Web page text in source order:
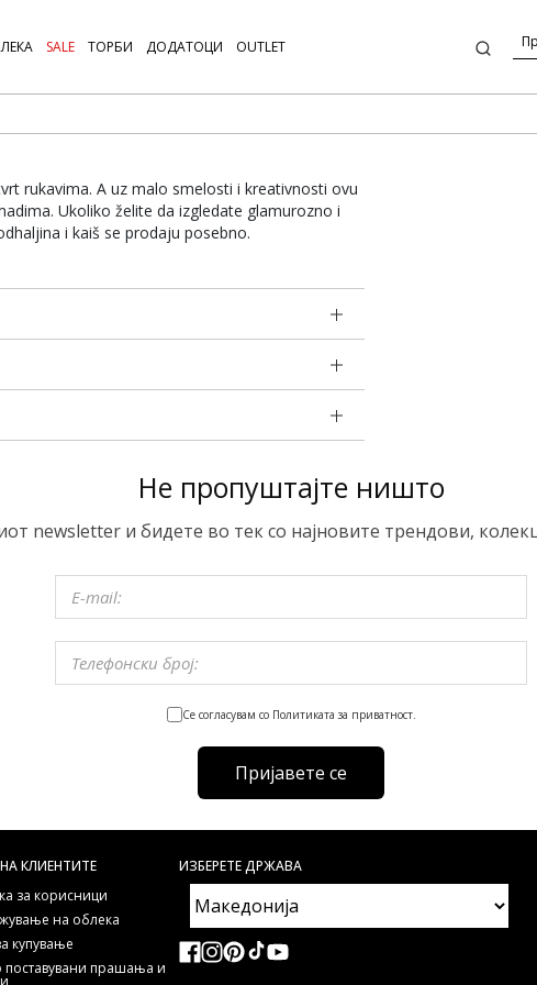
SALE ТОРБИ ДОДАТОЦИ OUTLET
rukavima. A uz malo smelosti i kreativnosti ovu
Ukoliko želite da izgledate glamurozno i
i kaiš se prodaju posebno.
Не пропуштајте ништо
newsletter и бидете во тек со најновите трендови,
Се согласувам со Политиката за приватност.
Пријавете се
КЛИЕНТИТЕ
за корисници
на облека
купување
поставувани прашања и
ИЗБЕРЕТЕ ДРЖАВА